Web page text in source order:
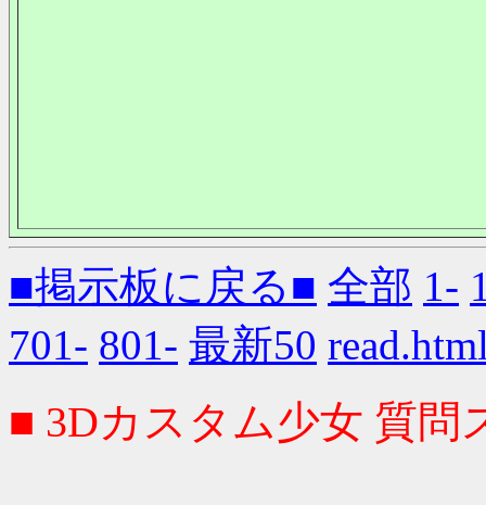
■掲示板に戻る■ 全部 1-
701- 801- 最新50
■ 3Dカスタム少女 質問